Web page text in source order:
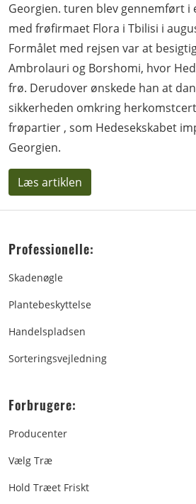
Georgien. turen blev gennemført
med frøfirmaet Flora i Tbilisi i
Formålet med rejsen var at
Ambrolauri og Borshomi, hvor
frø. Derudover ønskede han at
sikkerheden omkring
frøpartier , som Hedesekskabet
Georgien.
Læs artiklen
Professionelle:
Skadenøgle
Plantebeskyttelse
Handelspladsen
Sorteringsvejledning
Forbrugere:
Producenter
Vælg Træ
Hold Træet Friskt